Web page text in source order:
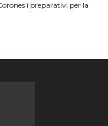
i preparativi per la